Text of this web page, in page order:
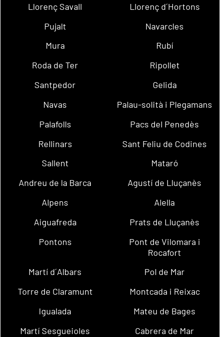
Llorenç Savall
Llorenç d´Hortons
Pujalt
Navarcles
Mura
Rubí
Roda de Ter
Ripollet
Santpedor
Gelida
Navas
Palau-solità i Plegamans
Palafolls
Pacs del Penedès
Rellinars
Sant Feliu de Codines
Sallent
Mataró
Andreu de la Barca
Agustí de Lluçanès
Alpens
Alella
Aiguafreda
Prats de Lluçanès
Pontons
Pont de Vilomara i
Rocafort
Martí d´Albars
Pol de Mar
Torre de Claramunt
Montcada i Reixac
Igualada
Mateu de Bages
Martí Sesgueioles
Cabrera de Mar